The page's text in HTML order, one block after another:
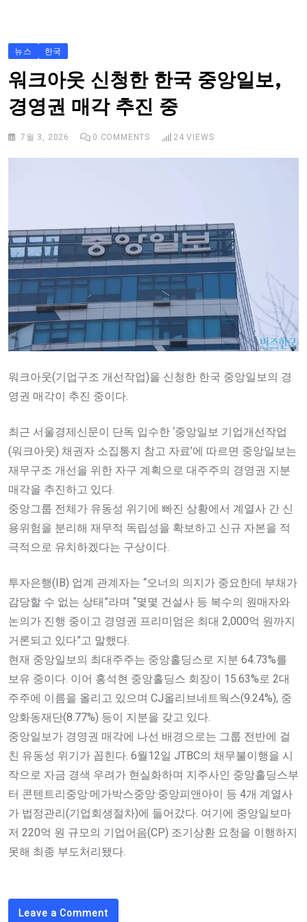
뉴스 한국
워크아웃 신청한 한국 중앙일보,
경영권 매각 추진 중
7월 3, 2026 0 COMMENTS 24 VIEWS
워크아웃(기업구조 개선작업)을 신청한 한국 중앙일보의 경
영권 매각이 추진 중이다.
최근 서울경제신문이 단독 입수한 ‘중앙일보 기업개선작업
(워크아웃) 채권자 소집통지 참고 자료’에 따르면 중앙일보는
재무구조 개선을 위한 자구 계획으로 대주주의 경영권 지분
매각을 추진하고 있다.
중앙그룹 전체가 유동성 위기에 빠진 상황에서 계열사 간 신
용위험을 분리해 재무적 독립성을 확보하고 신규 자본을 적
극적으로 유치하겠다는 구상이다.
투자은행(IB) 업계 관계자는 “오너의 의지가 중요한데 부채가
감당할 수 없는 상태”라며 “몇몇 건설사 등 복수의 원매자와
논의가 진행 중이고 경영권 프리미엄은 최대 2,000억 원까지
거론되고 있다”고 말했다.
현재 중앙일보의 최대주주는 중앙홀딩스로 지분 64.73%를
보유 중이다. 이어 홍석현 중앙홀딩스 회장이 15.63%로 2대
주주에 이름을 올리고 있으며 CJ올리브네트웍스(9.24%), 중
앙화동재단(8.77%) 등이 지분을 갖고 있다.
중앙일보가 경영권 매각에 나선 배경으로는 그룹 전반에 걸
친 유동성 위기가 꼽힌다. 6월12일 JTBC의 채무불이행을 시
작으로 자금 경색 우려가 현실화하며 지주사인 중앙홀딩스부
터 콘텐트리중앙·메가박스중앙·중앙피앤아이 등 4개 계열사
가 법정관리(기업회생절차)에 들어갔다. 여기에 중앙일보마
저 220억 원 규모의 기업어음(CP) 조기상환 요청을 이행하지
못해 최종 부도처리됐다.
Leave a Comment